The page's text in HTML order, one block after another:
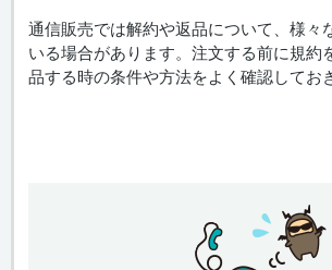
通信販売では解約や返品について、様々
いる場合があります。注文する前に規約
品する時の条件や方法をよく確認してお